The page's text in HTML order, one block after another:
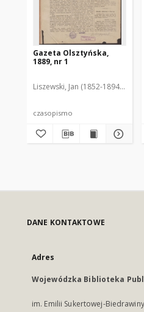
Gazeta Olsztyńska,
1889, nr 1
Liszewski, Jan (1852-1894). Red.
czasopismo
DANE KONTAKTOWE
Adres
Wojewódzka Biblioteka
im. Emilii Sukertowej-Biedrawiny